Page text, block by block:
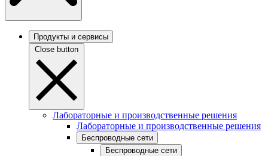
Продукты и сервисы
Close button
Лабораторные и производственные решения
Лабораторные и производственные решения
Беспроводные сети
Беспроводные сети